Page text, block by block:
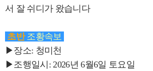
서 잘 쉬디가 왔습니다
초반 조황속보
▶장소: 청미천
▶조행일시: 2026년 6월6일 토요일